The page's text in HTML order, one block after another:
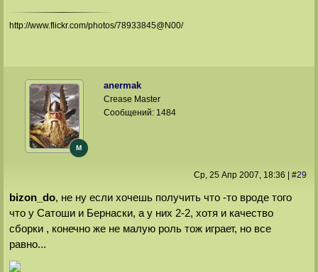
http://www.flickr.com/photos/78933845@N00/
anermak
M
Crease Master
Сообщений: 1484
Ср, 25 Апр 2007, 18:36 #29
bizon_do, не ну если хочешь получить что -то вроде того
что у Сатоши и Бернаски, а у них 2-2, хотя и качество
сборки , конечно же не малую роль тож играет, но все
равно...